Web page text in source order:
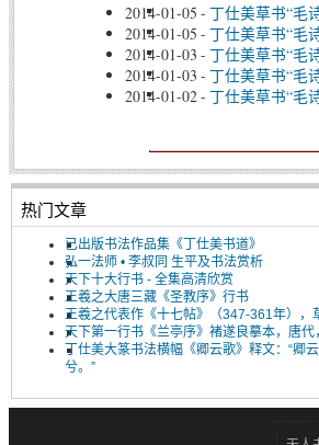
2014-01-05 -丁仕美草书“毛
2014-01-05 -丁仕美草书“毛
2014-01-03 -丁仕美草书“毛
2014-01-03 -丁仕美草书“毛
2014-01-02-丁仕美草书“毛
热门文章
已出版书法作品集《丁仕美书道》
弘一法师 • 李叔同 生平及书法赏析
天下十大行书 - 全集高清欣赏
王羲之大唐三藏《圣教序》行书
王羲之代表作《十七帖》（347-361年），
天下第一行书《兰亭序》褚遂良摹本，唐代
丁仕美大篆书法横幅《卿云歌》释文：“卿
兮。”